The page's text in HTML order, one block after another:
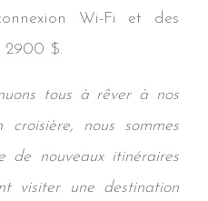
Wi-Fi et des
2900 $.
tous à rêver à nos
croisière, nous sommes
nouveaux itinéraires
visiter une destination